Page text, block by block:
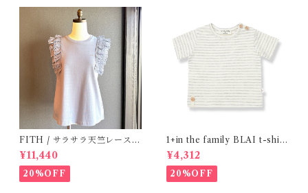
FITH / サラサラ天竺レースT
シャツ (BL) / 145・155
¥11,440
20%OFF
1+in the family BLAI t-shirt
(Grey)
¥4,312
20%OFF